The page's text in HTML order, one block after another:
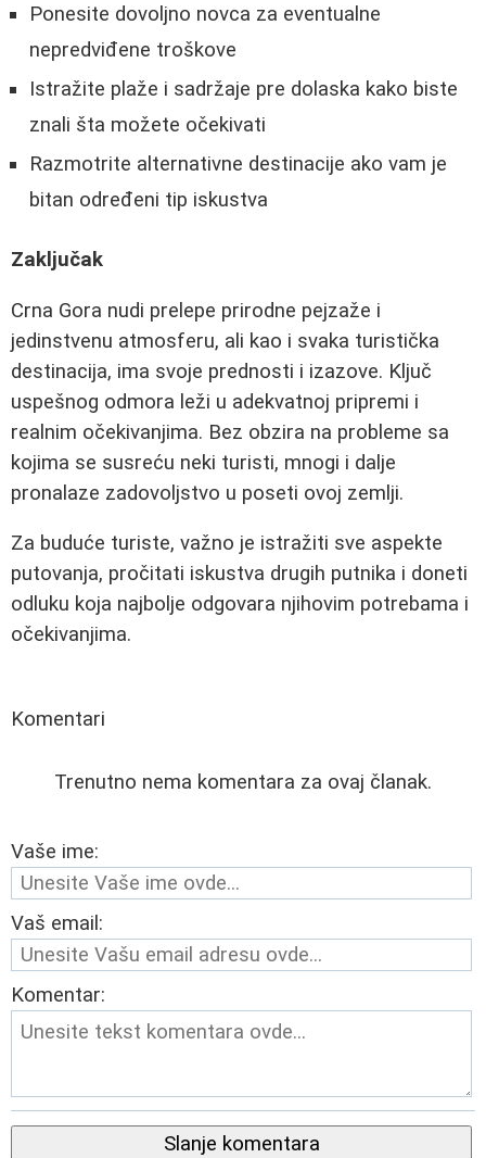
Ponesite dovoljno novca za eventualne
nepredviđene troškove
Istražite plaže i sadržaje pre dolaska kako biste
znali šta možete očekivati
Razmotrite alternativne destinacije ako vam je
bitan određeni tip iskustva
Zaključak
Crna Gora nudi prelepe prirodne pejzaže i
jedinstvenu atmosferu, ali kao i svaka turistička
destinacija, ima svoje prednosti i izazove. Ključ
uspešnog odmora leži u adekvatnoj pripremi i
realnim očekivanjima. Bez obzira na probleme sa
kojima se susreću neki turisti, mnogi i dalje
pronalaze zadovoljstvo u poseti ovoj zemlji.
Za buduće turiste, važno je istražiti sve aspekte
putovanja, pročitati iskustva drugih putnika i doneti
odluku koja najbolje odgovara njihovim potrebama i
očekivanjima.
Komentari
Trenutno nema komentara za ovaj članak.
Vaše ime:
Vaš email:
Komentar:
Slanje komentara